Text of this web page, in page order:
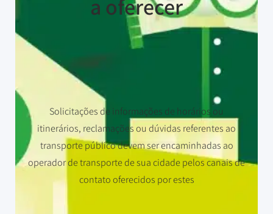
a oferecer
Solicitações de informações de horários ou
itinerários, reclamações ou dúvidas referentes ao
transporte público devem ser encaminhadas ao
operador de transporte de sua cidade pelos canais de
contato oferecidos por estes